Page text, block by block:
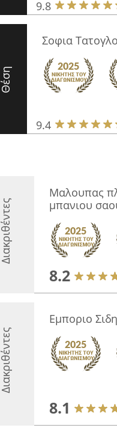
9.8
Θέση
Σοφια
9.4
Διακριθέντες
Μαλουπας
μπανιου
8.2
Διακριθέντες
Εμποριο
8.1